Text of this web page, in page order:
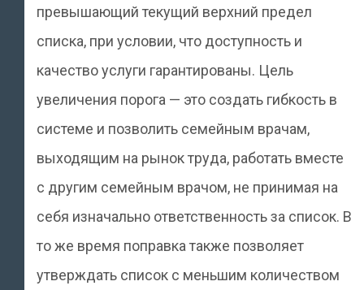
превышающий текущий верхний предел
списка, при условии, что доступность и
качество услуги гарантированы. Цель
увеличения порога — это создать гибкость в
системе и позволить семейным врачам,
выходящим на рынок труда, работать вместе
с другим семейным врачом, не принимая на
себя изначально ответственность за список. В
то же время поправка также позволяет
утверждать список с меньшим количеством